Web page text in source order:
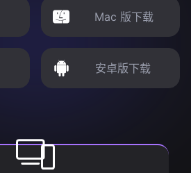
Mac 版下载
安卓版下载